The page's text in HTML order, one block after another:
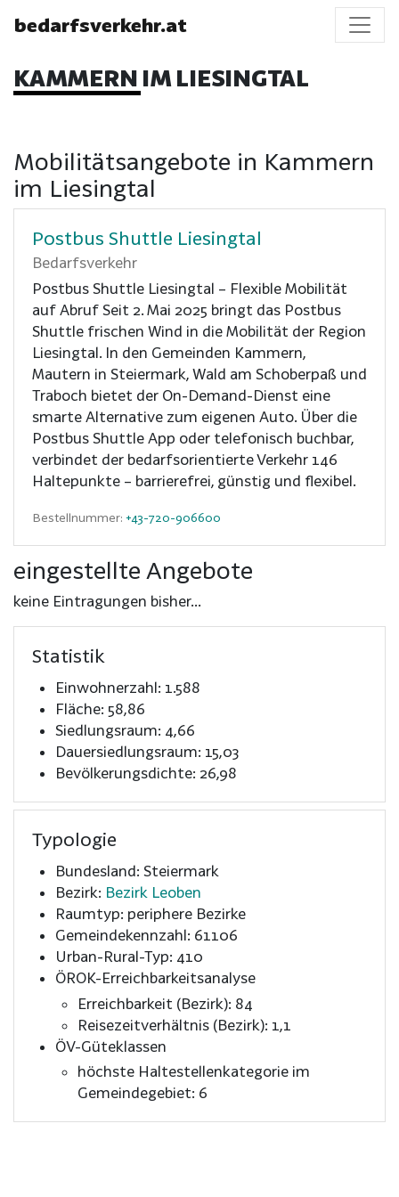
bedarfsverkehr.at
KAMMERN IM LIESINGTAL
Mobilitätsangebote in Kammern
im Liesingtal
Postbus Shuttle Liesingtal
Bedarfsverkehr
Postbus Shuttle Liesingtal – Flexible Mobilität
auf Abruf Seit 2. Mai 2025 bringt das Postbus
Shuttle frischen Wind in die Mobilität der Region
Liesingtal. In den Gemeinden Kammern,
Mautern in Steiermark, Wald am Schoberpaß und
Traboch bietet der On-Demand-Dienst eine
smarte Alternative zum eigenen Auto. Über die
Postbus Shuttle App oder telefonisch buchbar,
verbindet der bedarfsorientierte Verkehr 146
Haltepunkte – barrierefrei, günstig und flexibel.
Bestellnummer: +43-720-906600
eingestellte Angebote
keine Eintragungen bisher...
Statistik
Einwohnerzahl: 1.588
Fläche: 58,86
Siedlungsraum: 4,66
Dauersiedlungsraum: 15,03
Bevölkerungsdichte: 26,98
Typologie
Bundesland: Steiermark
Bezirk: Bezirk Leoben
Raumtyp: periphere Bezirke
Gemeindekennzahl: 61106
Urban-Rural-Typ: 410
ÖROK-Erreichbarkeitsanalyse
Erreichbarkeit (Bezirk): 84
Reisezeitverhältnis (Bezirk): 1,1
ÖV-Güteklassen
höchste Haltestellenkategorie im
Gemeindegebiet: 6